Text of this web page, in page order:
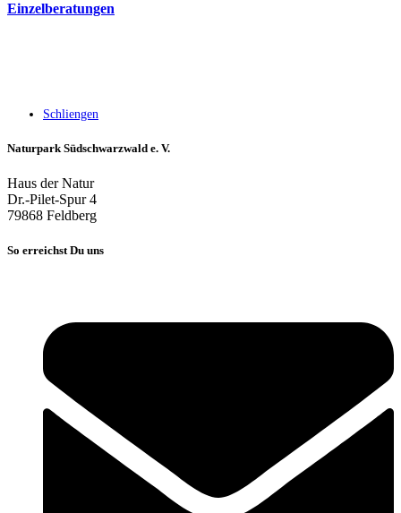
Einzelberatungen
Schliengen
Naturpark Südschwarzwald e. V.
Haus der Natur
Dr.-Pilet-Spur 4
79868 Feldberg
So erreichst Du uns